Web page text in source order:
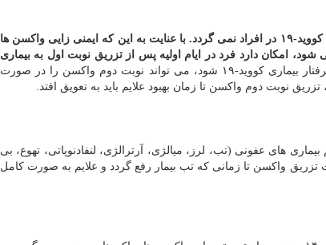
لازم به ذکر است تزریق واکسن کووید-۱۹ به هیچ عنوان سبب بروز بیماری کووید-۱۹ در افراد نمی گردد. با عنایت به این که ایمنی زایی واکسن ها
پس از نوبت دوم کامل می شود، امکان دارد فرد در ایام اولیه پس از تزریق نوبت اول به بیماری
در صورتیکه بیمار پس از تزریق واکسن نوبت اول گرفتار بیماری کووید-۱۹ شود، می تواند نوبت دوم واکسن را در صورت
نوبت دوم واکسن تا زمان بهبود علایم باید به تعویق افتد.
های عفونی (تب، لرز، میالژی، آرترالژی، لنفادنوپاتی، تهوع، بی
واکسن تا زمانی که تب بیمار رفع گردد و علایم به صورت کامل